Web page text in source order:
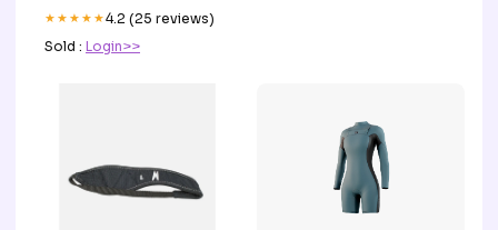
★★★★★4.2 (25 reviews)
Sold : Login>>